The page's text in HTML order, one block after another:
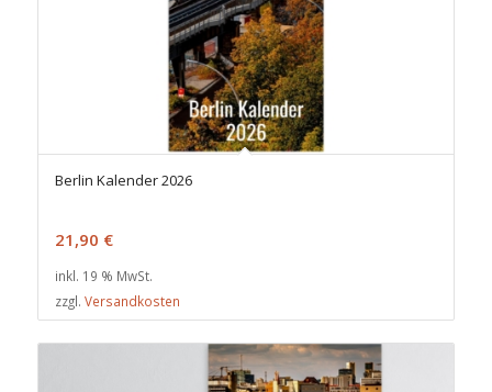
Berlin Kalender 2026
21,90 €
inkl. 19 % MwSt.
zzgl. Versandkosten